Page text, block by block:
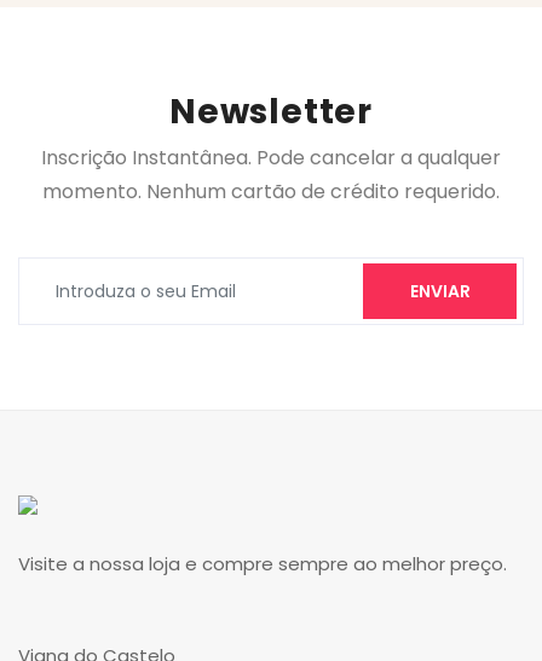
Newsletter
Inscrição Instantânea. Pode cancelar a qualquer
momento. Nenhum cartão de crédito requerido.
ENVIAR
Visite a nossa loja e compre sempre ao melhor preço.
Viana do Castelo